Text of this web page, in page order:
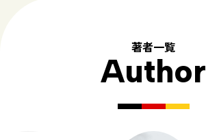
著者一覧
Author